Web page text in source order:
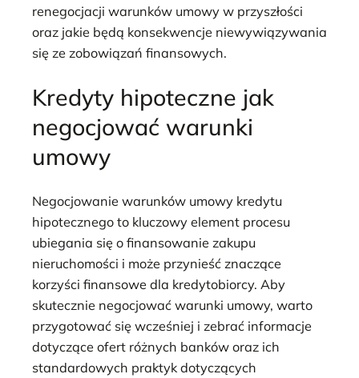
renegocjacji warunków umowy w przyszłości
oraz jakie będą konsekwencje niewywiązywania
się ze zobowiązań finansowych.
Kredyty hipoteczne jak
negocjować warunki
umowy
Negocjowanie warunków umowy kredytu
hipotecznego to kluczowy element procesu
ubiegania się o finansowanie zakupu
nieruchomości i może przynieść znaczące
korzyści finansowe dla kredytobiorcy. Aby
skutecznie negocjować warunki umowy, warto
przygotować się wcześniej i zebrać informacje
dotyczące ofert różnych banków oraz ich
standardowych praktyk dotyczących